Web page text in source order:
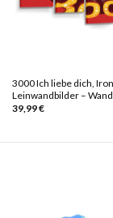
3000 Ich liebe dich,
Leinwandbilder –
39,99€